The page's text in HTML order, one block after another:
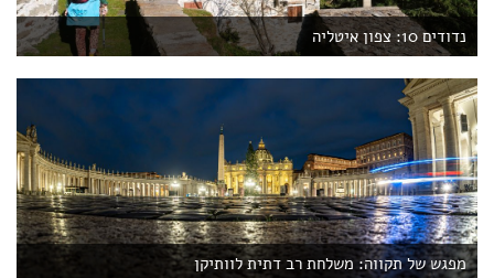
נדודים 10: צפון איטליה
מפגש של תקווה: משלחת רב דתית לוותיקן